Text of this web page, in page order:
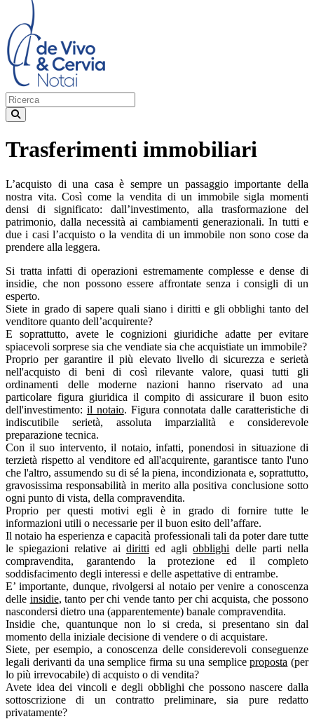
Trasferimenti immobiliari
L’acquisto di una casa è sempre un passaggio importante della
nostra vita. Così come la vendita di un immobile sigla momenti
densi di significato: dall’investimento, alla trasformazione del
patrimonio, dalla necessità ai cambiamenti generazionali. In tutti e
due i casi l’acquisto o la vendita di un immobile non sono cose da
prendere alla leggera.
Si tratta infatti di operazioni estremamente complesse e dense di
insidie, che non possono essere affrontate senza i consigli di un
esperto.
Siete in grado di sapere quali siano i diritti e gli obblighi tanto del
venditore quanto dell’acquirente?
E soprattutto, avete le cognizioni giuridiche adatte per evitare
spiacevoli sorprese sia che vendiate sia che acquistiate un immobile?
Proprio per garantire il più elevato livello di sicurezza e serietà
nell'acquisto di beni di così rilevante valore, quasi tutti gli
ordinamenti delle moderne nazioni hanno riservato ad una
particolare figura giuridica il compito di assicurare il buon esito
dell'investimento: il notaio. Figura connotata dalle caratteristiche di
indiscutibile serietà, assoluta imparzialità e considerevole
preparazione tecnica.
Con il suo intervento, il notaio, infatti, ponendosi in situazione di
terzietà rispetto al venditore ed all'acquirente, garantisce tanto l'uno
che l'altro, assumendo su di sé la piena, incondizionata e, soprattutto,
gravosissima responsabilità in merito alla positiva conclusione sotto
ogni punto di vista, della compravendita.
Proprio per questi motivi egli è in grado di fornire tutte le
informazioni utili o necessarie per il buon esito dell’affare.
Il notaio ha esperienza e capacità professionali tali da poter dare tutte
le spiegazioni relative ai diritti ed agliobblighi delle parti nella
compravendita, garantendo la protezione ed il completo
soddisfacimento degli interessi e delle aspettative di entrambe.
E’ importante, dunque, rivolgersi al notaio per venire a conoscenza
delle insidie, tanto per chi vende tanto per chi acquista, che possono
nascondersi dietro una (apparentemente) banale compravendita.
Insidie che, quantunque non lo si creda, si presentano sin dal
momento della iniziale decisione di vendere o di acquistare.
Siete, per esempio, a conoscenza delle considerevoli conseguenze
legali derivanti da una semplice firma su una sempliceproposta (per
lo più irrevocabile) di acquisto o di vendita?
Avete idea dei vincoli e degli obblighi che possono nascere dalla
sottoscrizione di un contratto preliminare, sia pure redatto
privatamente?